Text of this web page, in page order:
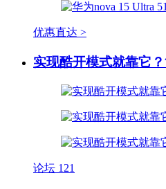
优惠直达 >
实现酷开模式就靠它
论坛 121